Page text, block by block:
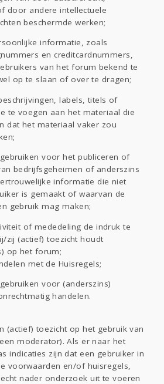
door andere intellectuele
beschermde werken;
informatie, zoals
en creditcardnummers,
van het forum bekend te
op te slaan of over te dragen;
labels, titels of
te voegen aan het materiaal die
dat het materiaal vaker zou
voor het publiceren of
bedrijfsgeheimen of anderszins
informatie die niet
is gemaakt of waarvan de
gebruik mag maken;
of mededeling de indruk te
zij (actief) toezicht houdt
op het forum;
met de Huisregels;
voor (anderszins)
handelen.
(actief) toezicht op het gebruik van
moderator). Als er naar het
indicaties zijn dat een gebruiker in
voorwaarden en/of huisregels,
nader onderzoek uit te voeren